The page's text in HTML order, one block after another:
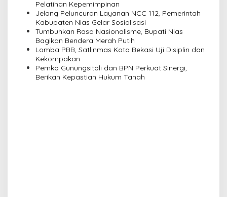
Pelatihan Kepemimpinan
Jelang Peluncuran Layanan NCC 112, Pemerintah
Kabupaten Nias Gelar Sosialisasi
Tumbuhkan Rasa Nasionalisme, Bupati Nias
Bagikan Bendera Merah Putih
Lomba PBB, Satlinmas Kota Bekasi Uji Disiplin dan
Kekompakan
Pemko Gunungsitoli dan BPN Perkuat Sinergi,
Berikan Kepastian Hukum Tanah